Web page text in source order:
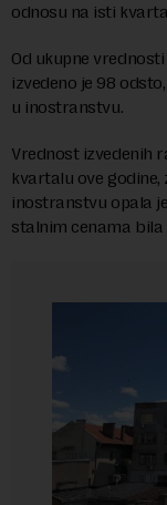
odnosu na isti
Od ukupne
izvedeno je 98
u inostranstvu.
Vrednost izvedenih
kvartalu ove
inostranstvu opala
stalnim cenama bila